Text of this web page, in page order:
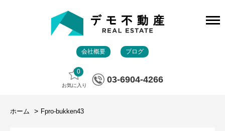
会社概要 ブログ
0
お気に入り
03-6904-4266
ホーム Fpro-bukken43